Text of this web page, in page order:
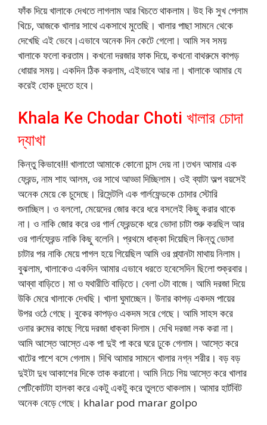
ফাঁক দিয়ে খালাকে দেখতে লাগলাম আর খিচতে থাকলাম। উহ কি সুখ পেলাম
খিচে, আজকে খালার সাথে একসাথে মুতেছি। খালার পাছা সামনে থেকে
দেখেছি এই ভেবে।এভাবে অনেক দিন কেটে গেলো। আমি সব সময়
খালাকে ফলো করতাম। কখনো দরজার ফাক দিয়ে, কখনো বাথরুমে কাপড়
ধোয়ার সময়। একদিন ঠিক করলাম, এইভাবে আর না। খালাকে আমার যে
করেই হোক চুদতে হবে।
Khala Ke Chodar Choti খালার চোদা
দ্যাখা
কিন্তু কিভাবে!!! খালাতো আমাকে কোনো চান্স দেয় না।তখন আমার এক
ফ্রেন্ড, নাম শাহ আলম, ওর সাথে আড্ডা দিচ্ছিলাম। ওই ব্যাটা অল্প বয়সেই
অনেক মেয়ে কে চুদেছে। রিসেন্টলি এক গার্লফেন্ডকে চোদার স্টোরি
শুনাচ্ছিল। ও বললো, মেয়েদের জোর করে ধরে বসলেই কিছু করার থাকে
না। ও নাকি জোর করে ওর গার্ল ফ্রেন্ডকে ধরে ভোদা চাটা শুরু করছিল আর
ওর গার্লফ্রেন্ড নাকি কিছু বলেনি। প্রথমে ধাক্কা দিয়েছিল কিন্তু ভোদা
চাটার পর নাকি মেয়ে পাগল হয়ে গিয়েছিল আমি ওর প্ল্যানটা মাথায় নিলাম।
বুঝলাম, খালাকেও একদিন আমার এভাবে ধরতে হবেসেদিন ছিলো শুক্রবার।
আব্বা বাড়িতে। মা ও যথারীতি বাড়িতে। বেলা ৩টা বাজে। আমি দরজা দিয়ে
উকি মেরে খালাকে দেখছি। খালা ঘুমাচ্ছেন। উনার কাপড় একদম পায়ের
উপর ওঠে গেছে। বুকের কাপড়ও একদম সরে গেছে। আমি সাহস করে
ওনার রুমের কাছে গিয়ে দরজা ধাক্কা দিলাম। দেখি দরজা লক করা না।
আমি আস্তে আস্তে এক পা দুই পা করে ঘরে ঢুকে গেলাম। আস্তে করে
খাটের পাশে বসে গেলাম। দিখি আমার সামনে খালার নগ্ন শরীর। বড় বড়
দুইটা দুধ আকাশের দিকে তাক করানো। আমি নিচে গিয় আস্তে করে খালার
পেটিকোটটা হালকা করে একটু একটু করে তুলতে থাকলাম। আমার হার্টবিট
অনেক বেড়ে গেছে। khalar pod marar golpo